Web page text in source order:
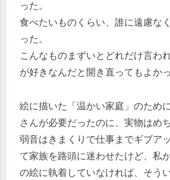
った。
食べたいものくらい、誰に遠慮な
った。
こんなものまずいとどれだけ言わ
が好きなんだと開き直ってもよかっ
絵に描いた「温かい家庭」のため
さんが必要だったのに、実物はめ
弱音はきまくりで仕事までギブア
て家族を路頭に迷わせたけど、私
の絵に執着していなければ、そう